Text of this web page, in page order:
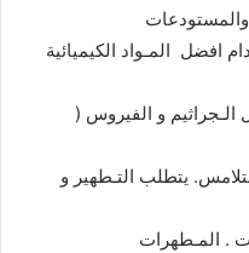
والمستودعات
افضل المـواد الكيميائية
و الفيروس (
يتطلب التـطهير و
. المـطهرات